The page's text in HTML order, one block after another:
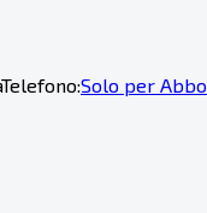
Telefono:Solo per